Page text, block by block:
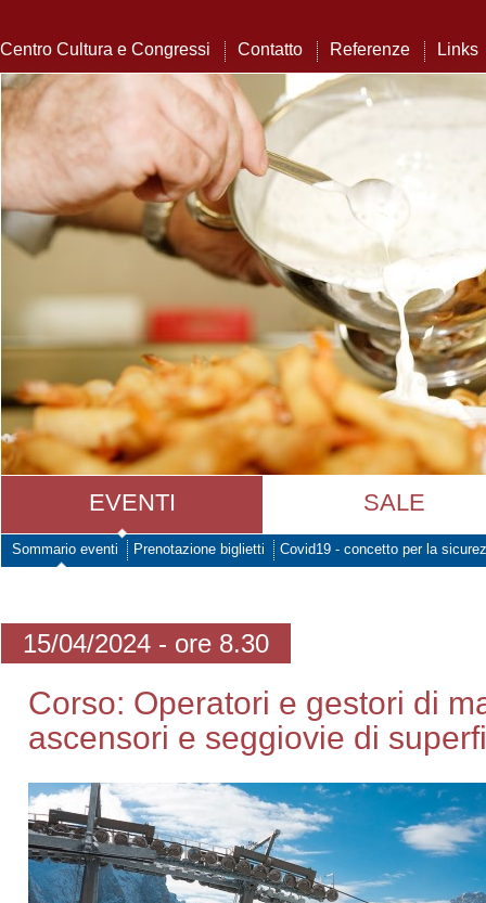
Centro Cultura e Congressi Contatto Referenze Links
EVENTI SALE
Sommario eventi Prenotazione biglietti Covid19 - concetto per la
15/04/2024 - ore 8.30
Corso: Operatori e gestori di
ascensori e seggiovie di